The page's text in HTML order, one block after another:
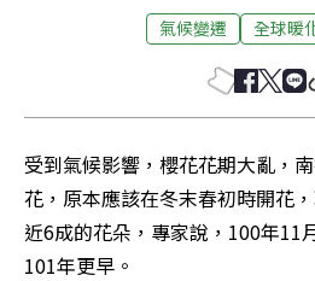
氣候變遷 全球暖
受到氣候影響，櫻花花期大亂，
花，原本應該在冬末春初時開花
近6成的花朵，專家說，100年11
101年更早。